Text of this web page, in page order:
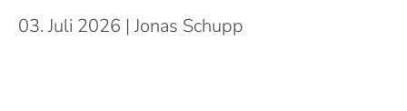
03. Juli 2026 | Jonas Schupp